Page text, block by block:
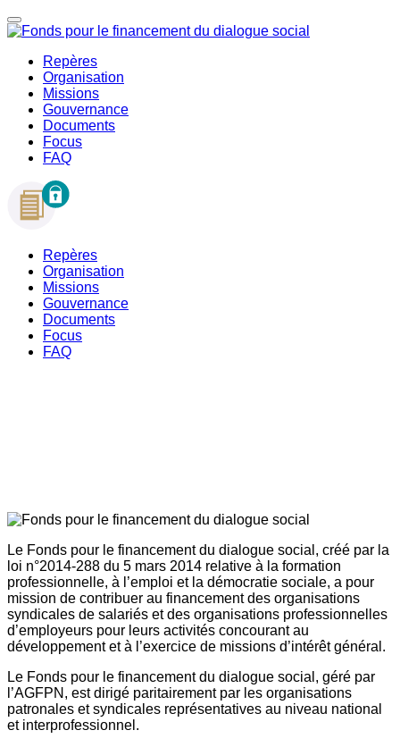
Repères
Organisation
Missions
Gouvernance
Documents
Focus
FAQ
Repères
Organisation
Missions
Gouvernance
Documents
Focus
FAQ
Le Fonds pour le financement du dialogue social, créé par la
loi n°2014-288 du 5 mars 2014 relative à la formation
professionnelle, à l’emploi et la démocratie sociale, a pour
mission de contribuer au financement des organisations
syndicales de salariés et des organisations professionnelles
d’employeurs pour leurs activités concourant au
développement et à l’exercice de missions d’intérêt général.
Le Fonds pour le financement du dialogue social, géré par
l’AGFPN, est dirigé paritairement par les organisations
patronales et syndicales représentatives au niveau national
et interprofessionnel.